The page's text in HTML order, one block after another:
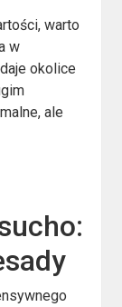
warto
w
okolice
ale